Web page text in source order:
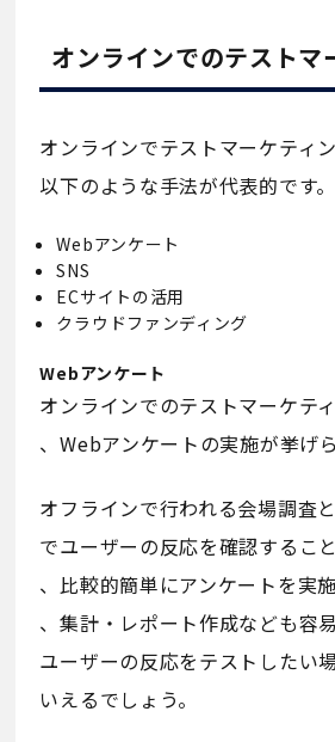
オンラインでのテストマ
オンラインでテストマーケティ
以下のような手法が代表的です。
Webアンケート
SNS
ECサイトの活用
クラウドファンディング
Webアンケート
オンラインでのテストマーケテ
、Webアンケートの実施が挙げら
オフラインで行われる会場調査
でユーザーの反応を確認するこ
、比較的簡単にアンケートを実
、集計・レポート作成なども容
ユーザーの反応をテストしたい
いえるでしょう。